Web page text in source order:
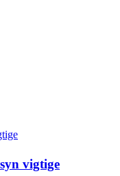
vigtige